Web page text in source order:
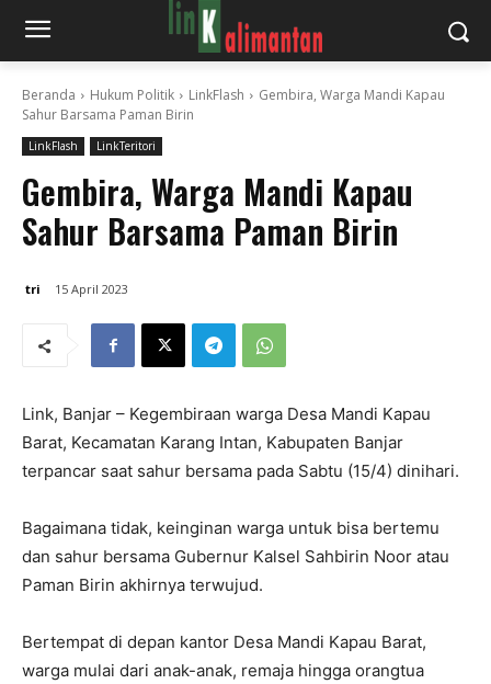
Beranda Hukum Politik LinkFlash
Gembira, Warga Mandi Kapau
Sahur Barsama Paman Birin
LinkFlash LinkTeritori
Gembira, Warga Mandi Kapau
Sahur Barsama Paman Birin
tri 15 April 2023
Link, Banjar – Kegembiraan warga Desa Mandi Kapau
Barat, Kecamatan Karang Intan, Kabupaten Banjar
terpancar saat sahur bersama pada Sabtu (15/4) dinihari.
Bagaimana tidak, keinginan warga untuk bisa bertemu
dan sahur bersama Gubernur Kalsel Sahbirin Noor atau
Paman Birin akhirnya terwujud.
Bertempat di depan kantor Desa Mandi Kapau Barat,
warga mulai dari anak-anak, remaja hingga orangtua